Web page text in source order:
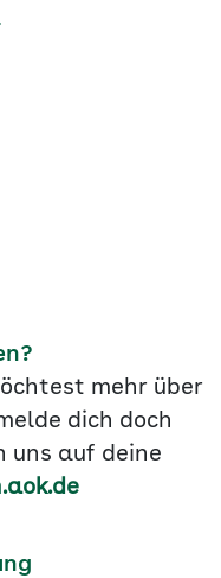
mehr über
dich doch
uns auf deine